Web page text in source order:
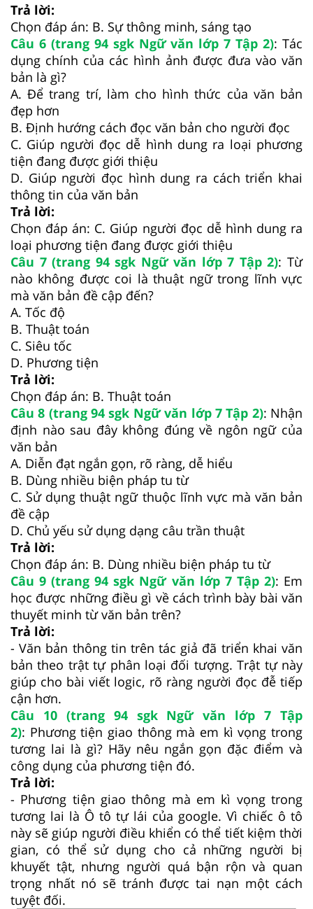
Trả lời:
Chọn đáp án: B. Sự thông minh, sáng tạo
Câu 6 (trang 94 sgk Ngữ văn lớp 7 Tập 2): Tác
dụng chính của các hình ảnh được đưa vào văn
bản là gì?
A. Để trang trí, làm cho hình thức của văn bản
đẹp hơn
B. Định hướng cách đọc văn bản cho người đọc
C. Giúp người đọc dễ hình dung ra loại phương
tiện đang được giới thiệu
D. Giúp người đọc hình dung ra cách triển khai
thông tin của văn bản
Trả lời:
Chọn đáp án: C. Giúp người đọc dễ hình dung ra
loại phương tiện đang được giới thiệu
Câu 7 (trang 94 sgk Ngữ văn lớp 7 Tập 2): Từ
nào không được coi là thuật ngữ trong lĩnh vực
mà văn bản đề cập đến?
A. Tốc độ
B. Thuật toán
C. Siêu tốc
D. Phương tiện
Trả lời:
Chọn đáp án: B. Thuật toán
Câu 8 (trang 94 sgk Ngữ văn lớp 7 Tập 2): Nhận
định nào sau đây không đúng về ngôn ngữ của
văn bản
A. Diễn đạt ngắn gọn, rõ ràng, dễ hiểu
B. Dùng nhiều biện pháp tu từ
C. Sử dụng thuật ngữ thuộc lĩnh vực mà văn bản
đề cập
D. Chủ yếu sử dụng dạng câu trần thuật
Trả lời:
Chọn đáp án: B. Dùng nhiều biện pháp tu từ
Câu 9 (trang 94 sgk Ngữ văn lớp 7 Tập 2): Em
học được những điều gì về cách trình bày bài văn
thuyết minh từ văn bản trên?
Trả lời:
- Văn bản thông tin trên tác giả đã triển khai văn
bản theo trật tự phân loại đối tượng. Trật tự này
giúp cho bài viết logic, rõ ràng người đọc đễ tiếp
cận hơn.
Câu 10 (trang 94 sgk Ngữ văn lớp 7 Tập
2): Phương tiện giao thông mà em kì vọng trong
tương lai là gì? Hãy nêu ngắn gọn đặc điểm và
công dụng của phương tiện đó.
Trả lời:
- Phương tiện giao thông mà em kì vọng trong
tương lai là Ô tô tự lái của google. Vì chiếc ô tô
này sẽ giúp người điều khiển có thể tiết kiệm thời
gian, có thể sử dụng cho cả những người bị
khuyết tật, nhưng người quá bận rộn và quan
trọng nhất nó sẽ tránh được tai nạn một cách
tuyệt đối.